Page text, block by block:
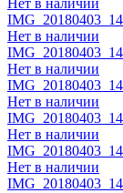
Нет в наличии
Нет в наличии
Нет в наличии
Нет в наличии
Нет в наличии